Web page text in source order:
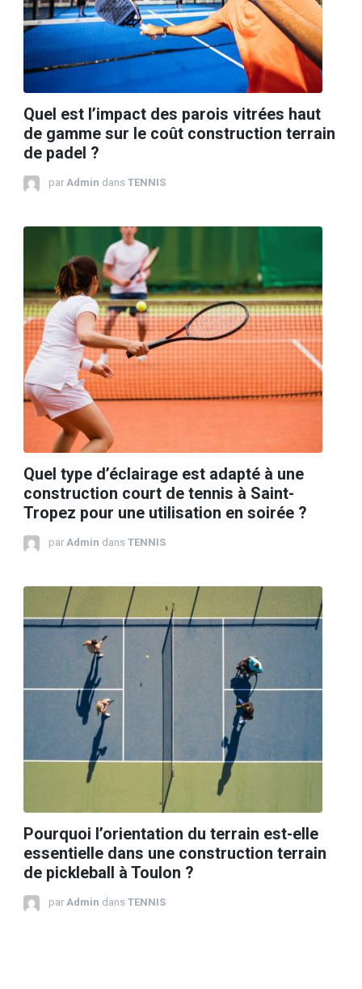
Quel est l’impact des parois vitrées haut
de gamme sur le coût construction terrain
de padel ?
par Admin dans TENNIS
Quel type d’éclairage est adapté à une
construction court de tennis à Saint-
Tropez pour une utilisation en soirée ?
par Admin dans TENNIS
Pourquoi l’orientation du terrain est-elle
essentielle dans une construction terrain
de pickleball à Toulon ?
par Admin dans TENNIS